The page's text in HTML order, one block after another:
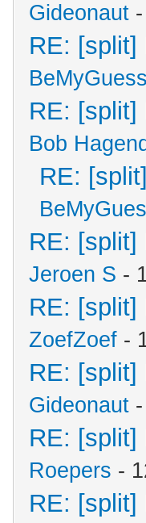
Gideonaut
RE: [split]
BeMyGuess
RE: [split]
Bob
RE:
RE: [split]
Jeroen S -
RE: [split]
ZoefZoef -
RE: [split]
Gideonaut
RE: [split]
Roepers -
RE: [split]